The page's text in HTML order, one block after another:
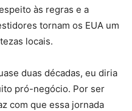
às regras e a
tornam os EUA um
locais.
duas décadas, eu diria
pró-negócio. Por ser
com que essa jornada